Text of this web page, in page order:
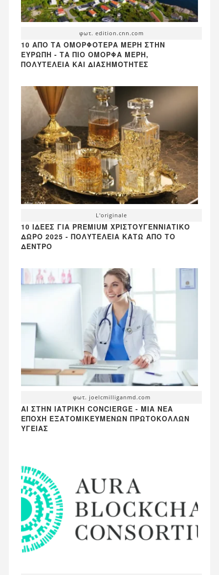
φωτ. edition.cnn.com
10 ΑΠΌ ΤΑ ΟΜΟΡΦΌΤΕΡΑ ΜΈΡΗ ΣΤΗΝ
ΕΥΡΏΠΗ - ΤΑ ΠΙΟ ΌΜΟΡΦΑ ΜΈΡΗ,
ΠΟΛΥΤΈΛΕΙΑ ΚΑΙ ΔΙΑΣΗΜΌΤΗΤΕΣ
L'originale
10 ΙΔΈΕΣ ΓΙΑ PREMIUM ΧΡΙΣΤΟΥΓΕΝΝΙΆΤΙΚΟ
ΔΏΡΟ 2025 - ΠΟΛΥΤΈΛΕΙΑ ΚΆΤΩ ΑΠΌ ΤΟ
ΔΈΝΤΡΟ
φωτ. joelcmilliganmd.com
AI ΣΤΗΝ ΙΑΤΡΙΚΉ CONCIERGE - ΜΙΑ ΝΈΑ
ΕΠΟΧΉ ΕΞΑΤΟΜΙΚΕΥΜΈΝΩΝ ΠΡΩΤΟΚΌΛΛΩΝ
ΥΓΕΊΑΣ